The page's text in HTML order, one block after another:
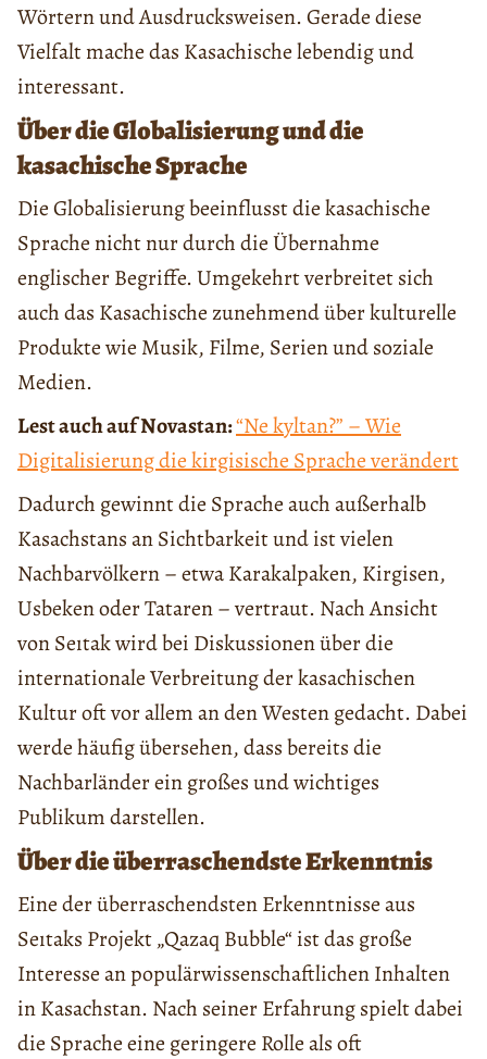
Wörtern und Ausdrucksweisen. Gerade diese
Vielfalt mache das Kasachische lebendig und
interessant.
Über die Globalisierung und die
kasachische Sprache
Die Globalisierung beeinflusst die kasachische
Sprache nicht nur durch die Übernahme
englischer Begriffe. Umgekehrt verbreitet sich
auch das Kasachische zunehmend über kulturelle
Produkte wie Musik, Filme, Serien und soziale
Medien.
Lest auch auf Novastan:“Ne kyltan?” – Wie
Digitalisierung die kirgisische Sprache verändert
Dadurch gewinnt die Sprache auch außerhalb
Kasachstans an Sichtbarkeit und ist vielen
Nachbarvölkern – etwa Karakalpaken, Kirgisen,
Usbeken oder Tataren – vertraut. Nach Ansicht
von Seıtak wird bei Diskussionen über die
internationale Verbreitung der kasachischen
Kultur oft vor allem an den Westen gedacht. Dabei
werde häufig übersehen, dass bereits die
Nachbarländer ein großes und wichtiges
Publikum darstellen.
Über die überraschendste Erkenntnis
Eine der überraschendsten Erkenntnisse aus
Seıtaks Projekt „Qazaq Bubble“ ist das große
Interesse an populärwissenschaftlichen Inhalten
in Kasachstan. Nach seiner Erfahrung spielt dabei
die Sprache eine geringere Rolle als oft